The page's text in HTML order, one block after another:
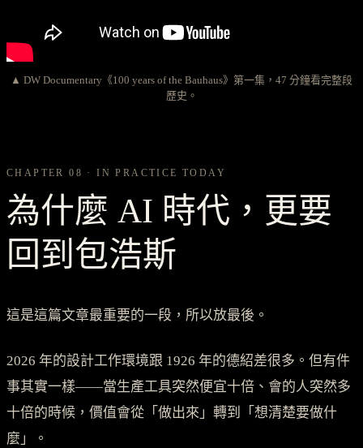
▲ DW Documentary《100 years of the Bauhaus》第一集，47 分鐘看完整段
歷史。
CHAPTER 08 · IN PRACTICE TODAY
為什麼 AI 時代，更要
回到包浩斯
這是這篇文章最重要的一段，所以放最後。
2026 年的設計工作環境跟 1926 年的德紹差很多。但有件
事其實一樣——當生產工具突然便宜十倍、會的人突然多
十倍的時候，價值會從「做出來」轉到「想清楚要做什
麼」。